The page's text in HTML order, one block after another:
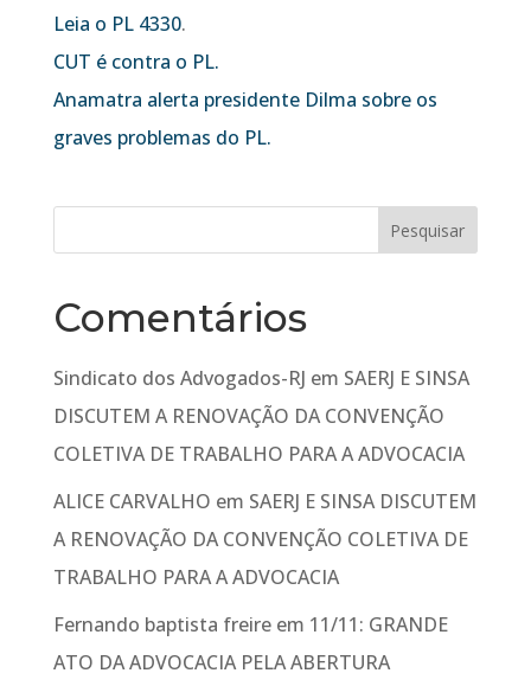
Leia o PL 4330.
CUT é contra o PL.
Anamatra alerta presidente Dilma sobre os
graves problemas do PL.
Comentários
Sindicato dos Advogados-RJ em SAERJ E SINSA
DISCUTEM A RENOVAÇÃO DA CONVENÇÃO
COLETIVA DE TRABALHO PARA A ADVOCACIA
ALICE CARVALHO em SAERJ E SINSA DISCUTEM
A RENOVAÇÃO DA CONVENÇÃO COLETIVA DE
TRABALHO PARA A ADVOCACIA
Fernando baptista freireem 11/11: GRANDE
ATO DA ADVOCACIA PELA ABERTURA